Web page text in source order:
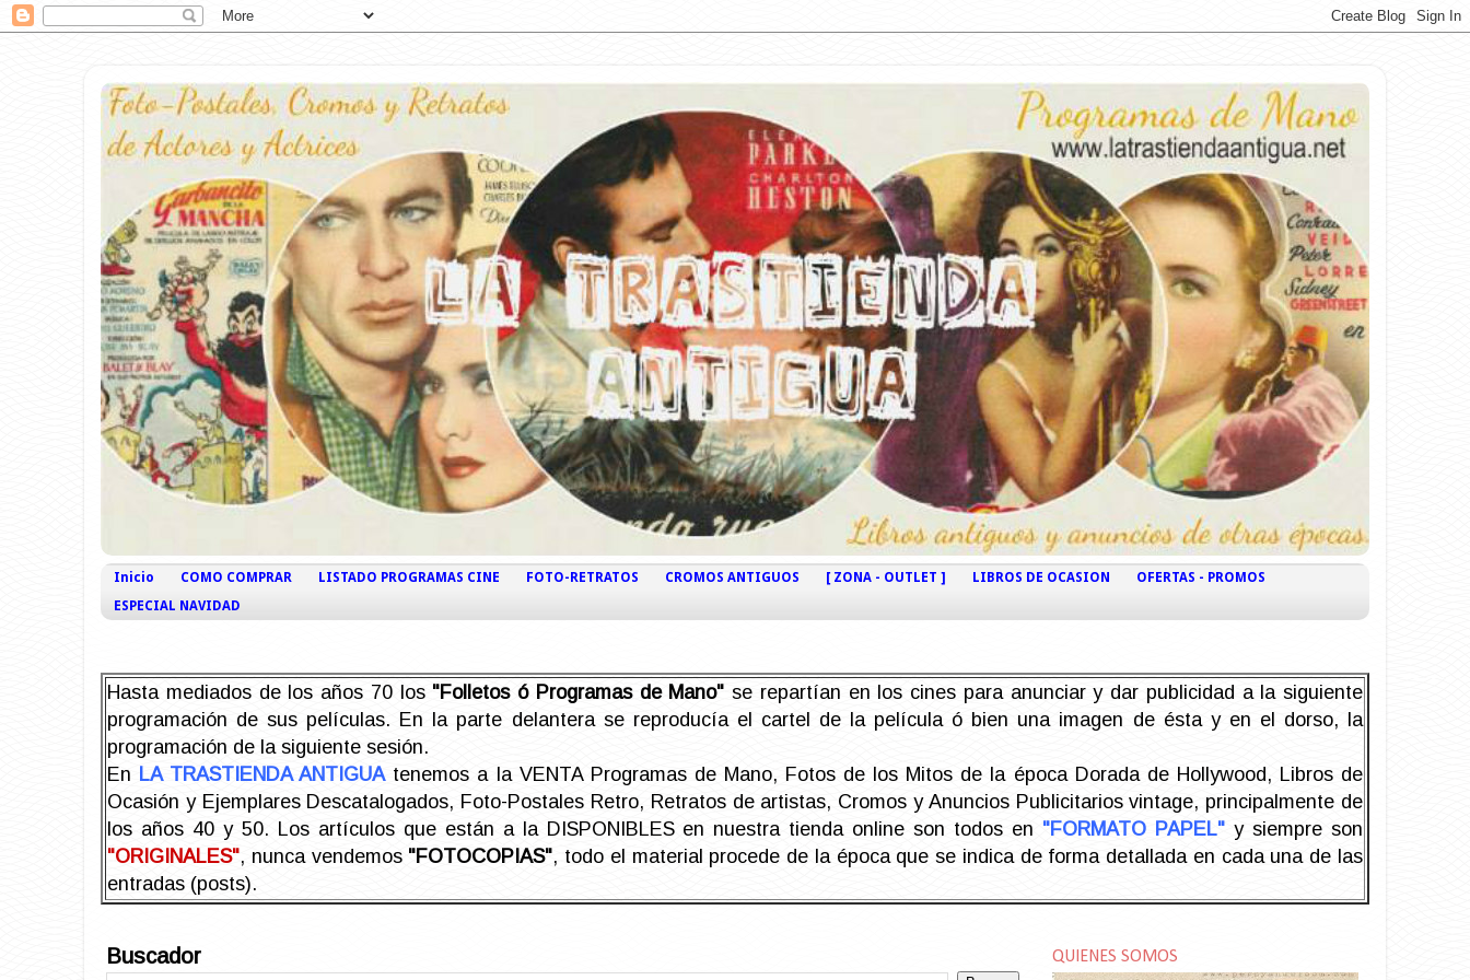
Inicio COMO COMPRAR LISTADO PROGRAMAS CINE FOTO-RETRATOS CROMOS ANTIGUOS [ ZONA - OUTLET ] LIBROS DE OCASION
OFERTAS - PROMOS
ESPECIAL NAVIDAD
Hasta mediados de los años 70 los "Folletos ó Programas de Mano" se repartían en los cines para anunciar y dar publicidad a la siguiente
programación de sus películas. En la parte delantera se reproducía el cartel de la película ó bien una imagen de ésta y en el dorso, la
programación de la siguiente sesión.
En LA TRASTIENDA ANTIGUAtenemos a la VENTA Programas de Mano, Fotos de los Mitos de la época Dorada de Hollywood, Libros de
Ocasión y Ejemplares Descatalogados, Foto-Postales Retro, Retratos de artistas, Cromos y Anuncios Publicitarios vintage, principalmente de
los años 40 y 50. Los artículos que están a la DISPONIBLES en nuestra tienda online son todos en "FORMATO PAPEL" y siempre son
"ORIGINALES", nunca vendemos "FOTOCOPIAS", todo el material procede de la época que se indica de forma detallada en cada una de las
entradas (posts).
Buscador QUIENES SOMOS